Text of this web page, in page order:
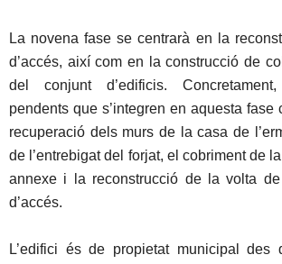
La novena fase se centrarà en la
d’accés, així com en la construcció de
del conjunt d’edificis.
pendents que s’integren en aquesta fase
recuperació dels murs de la casa de
de l’entrebigat del forjat, el cobriment de
annexe i la reconstrucció de la volta
d’accés.
L’edifici és de propietat municipal des